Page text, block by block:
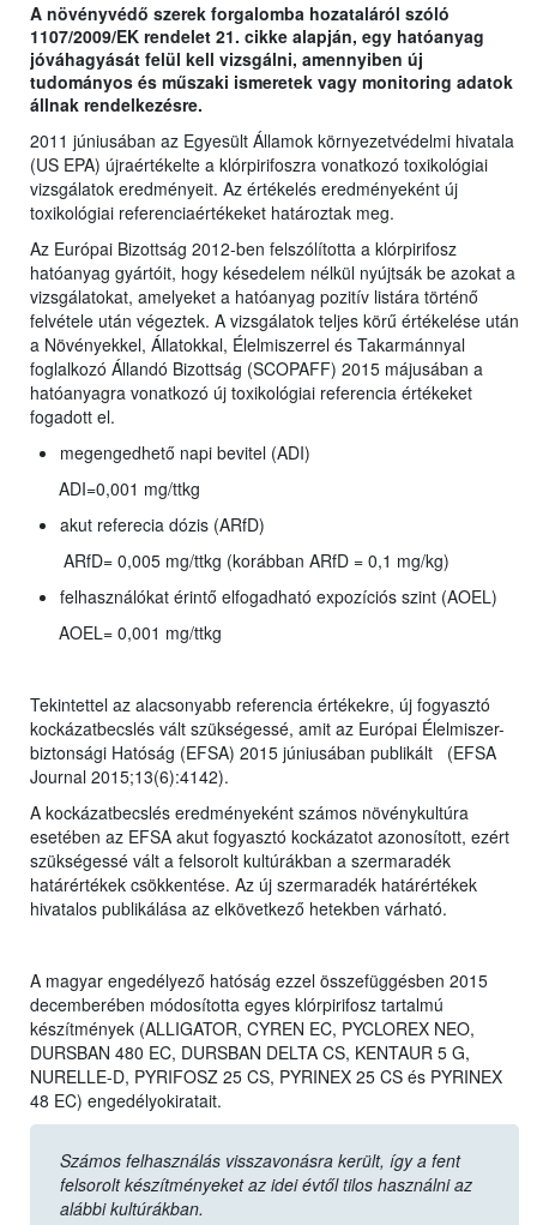
A növényvédő szerek forgalomba hozataláról szóló
1107/2009/EK rendelet 21. cikke alapján, egy hatóanyag
jóváhagyását felül kell vizsgálni, amennyiben új
tudományos és műszaki ismeretek vagy monitoring adatok
állnak rendelkezésre.
2011 júniusában az Egyesült Államok környezetvédelmi hivatala
(US EPA) újraértékelte a klórpirifoszra vonatkozó toxikológiai
vizsgálatok eredményeit. Az értékelés eredményeként új
toxikológiai referenciaértékeket határoztak meg.
Az Európai Bizottság 2012-ben felszólította a klórpirifosz
hatóanyag gyártóit, hogy késedelem nélkül nyújtsák be azokat a
vizsgálatokat, amelyeket a hatóanyag pozitív listára történő
felvétele után végeztek. A vizsgálatok teljes körű értékelése után
a Növényekkel, Állatokkal, Élelmiszerrel és Takarmánnyal
foglalkozó Állandó Bizottság (SCOPAFF) 2015 májusában a
hatóanyagra vonatkozó új toxikológiai referencia értékeket
fogadott el.
megengedhető napi bevitel (ADI)
ADI=0,001 mg/ttkg
akut referecia dózis (ARfD)
ARfD= 0,005 mg/ttkg (korábban ARfD = 0,1 mg/kg)
felhasználókat érintő elfogadható expozíciós szint (AOEL)
AOEL= 0,001 mg/ttkg
Tekintettel az alacsonyabb referencia értékekre, új fogyasztó
kockázatbecslés vált szükségessé, amit az Európai Élelmiszer-
biztonsági Hatóság (EFSA) 2015 júniusában publikált (EFSA
Journal 2015;13(6):4142).
A kockázatbecslés eredményeként számos növénykultúra
esetében az EFSA akut fogyasztó kockázatot azonosított, ezért
szükségessé vált a felsorolt kultúrákban a szermaradék
határértékek csökkentése. Az új szermaradék határértékek
hivatalos publikálása az elkövetkező hetekben várható.
A magyar engedélyező hatóság ezzel összefüggésben 2015
decemberében módosította egyes klórpirifosz tartalmú
készítmények (ALLIGATOR, CYREN EC, PYCLOREX NEO,
DURSBAN 480 EC, DURSBAN DELTA CS, KENTAUR 5 G,
NURELLE-D, PYRIFOSZ 25 CS, PYRINEX 25 CS és PYRINEX
48 EC) engedélyokiratait.
Számos felhasználás visszavonásra került, így a fent
felsorolt készítményeket az idei évtől tilos használni az
alábbi kultúrákban.